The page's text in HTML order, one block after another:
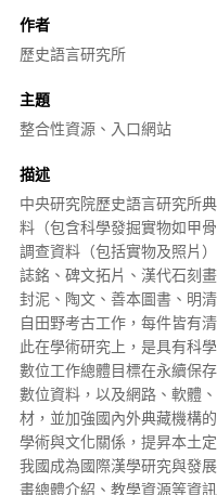
作者
歷史語言研究所
主題
整合性資源、入口網站
描述
中央研究院歷史語言研究所
料（包含科學發掘實物如甲骨
調查資料（包括實物及照片）
誌銘 、碑文拓片、漢代石刻
封泥、陶文、 善本圖書、明
自田野考古工作，每件皆有
此在學術研究上，是具有科
數位工作總體目標在永續保
數位資料，以及網路、軟體
材，並加強國內外典藏機構
學術與文化關係，提昇本土
我國成為國際漢學研究與發
畫總體介紹、教學資源等資